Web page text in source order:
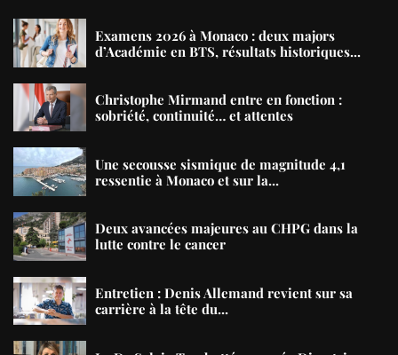
Examens 2026 à Monaco : deux majors
d’Académie en BTS, résultats historiques...
Christophe Mirmand entre en fonction :
sobriété, continuité… et attentes
Une secousse sismique de magnitude 4,1
ressentie à Monaco et sur la...
Deux avancées majeures au CHPG dans la
lutte contre le cancer
Entretien : Denis Allemand revient sur sa
carrière à la tête du...